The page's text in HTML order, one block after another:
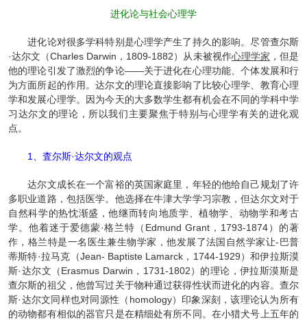
进化论与社会心理学
进化论对很多学科特别是心理学产生了持久的影响。尽管查尔斯
·达尔文（Charles Darwin，1809-1882）从未被视作心理学家 ，但是
他的理论引发了激烈的争论——关于进化在心理功能、个体发展和行
为方面所起的作用。达尔文的理论直接影响了比较心理学、教育心理
学和发展心理学。因为今天的大多数学生都有机会在不同的学科中学
习达尔文的理论，所以我们主要聚焦于特别与心理学有关的进化观
点。
1、査尔斯·达尔文的观点
达尔文成长在一个富裕的英国家庭里，年轻的他给自己规划了许
多职业道路，包括医学。他选择在牛津大学学习宗教，但达尔文对于
自然科学的热忱渐盛，他继而转向地质学、植物学、动物学和考古
学。他着迷于爱德蒙·格兰特（Edmund Grant，1793-1874）的著
作，格兰特是一名医生兼生物学家，他发展了法国自然学家让-巴普
蒂斯特·拉马克（Jean- Baptiste Lamarck，1744-1929）和伊拉斯漠
斯·达尔文（Erasmus Darwin，1731-1802）的理论，伊拉斯漠斯是
查尔斯的祖父，他曾写过关于物种通过获得性状而进化的内容。查尔
斯·达尔文同样也对同源性（homology）印象深刻，该理论认为所有
的动物都有相似的器官只是在精细处有所不同。在小猎犬号上五年的